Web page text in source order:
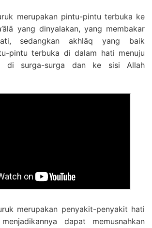
merupakan pintu-pintu terbuka ke
yang dinyalakan, yang membakar
sedangkan akhlāq yang baik
pintu terbuka di dalam hati menuju
di surga-surga dan ke sisi Allah
merupakan penyakit-penyakit hati
dapat memusnahkan